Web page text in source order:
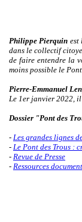
Philippe Pierquin est
dans le collectif
de faire entendre la
moins possible le
Pierre-Emmanuel
Le 1er janvier 2022, il
Dossier "Pont des
- Les grandes lignes
- Le Pont des Trous :
- Revue de Presse
- Ressources